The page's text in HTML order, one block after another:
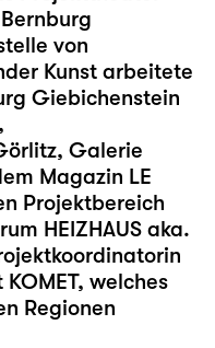
von
Kunst arbeitete
Giebichenstein
Galerie
Magazin LE
Projektbereich
HEIZHAUS aka.
welches
Regionen